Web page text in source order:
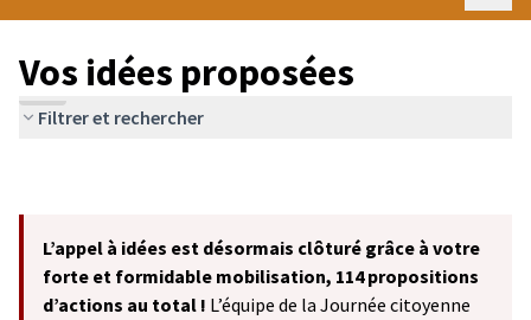
Vos idées proposées
Filtrer et rechercher
L’appel à idées est désormais clôturé grâce à votre
forte et formidable mobilisation, 114 propositions
d’actions au total ! L’équipe de la Journée citoyenne